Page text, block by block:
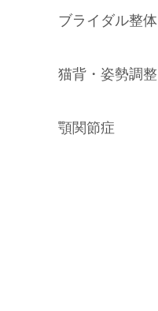
ブライダル整体
猫背・姿勢調整
顎関節症